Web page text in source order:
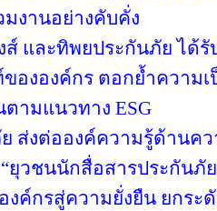
งานอย่างคับคั่ง
และทิพยประกันภัย ได้รั
ององค์กร ตอกย้ำความ
ามแนวทาง ESG
ส่งต่อองค์ความรู้ด้านค
ยุวชนนักสื่อสารประกันภั
งค์กรสู่ความยั่งยืน ยกระ